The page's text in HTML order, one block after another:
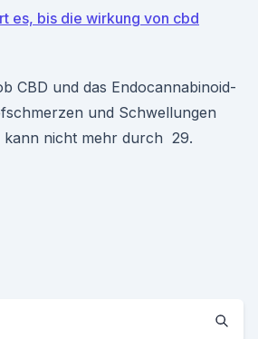
es, bis die wirkung von cbd
CBD und das Endocannabinoid-
und Schwellungen
kann nicht mehr durch 29.